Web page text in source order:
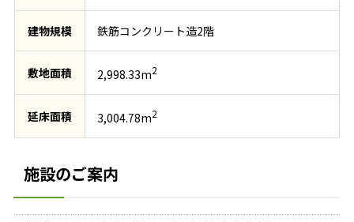
建物規模 鉄筋コンクリート造2階
敷地面積 2,998.33m2
延床面積 3,004.78m2
施設のご案内